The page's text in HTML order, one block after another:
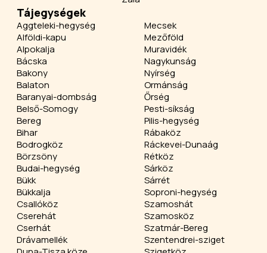
Tájegységek
Aggteleki-hegység
Alföldi-kapu
Alpokalja
Bácska
Bakony
Balaton
Baranyai-dombság
Belső-Somogy
Bereg
Bihar
Bodrogköz
Börzsöny
Budai-hegység
Bükk
Bükkalja
Csallóköz
Cserehát
Cserhát
Drávamellék
Mecsek
Mezőföld
Muravidék
Nagykunság
Nyírség
Ormánság
Őrség
Pesti-síkság
Pilis-hegység
Rábaköz
Ráckevei-Dunaág
Rétköz
Sárköz
Sárrét
Soproni-hegység
Szamoshát
Szamosköz
Szatmár-Bereg
Szentendrei-sziget